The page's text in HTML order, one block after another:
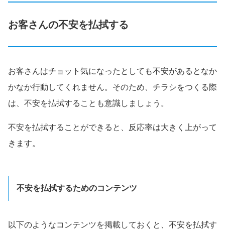
お客さんの不安を払拭する
お客さんはチョット気になったとしても不安があるとなか
かなか行動してくれません。そのため、チラシをつくる際
は、不安を払拭することも意識しましょう。
不安を払拭することができると、反応率は大きく上がって
きます。
不安を払拭するためのコンテンツ
以下のようなコンテンツを掲載しておくと、不安を払拭す